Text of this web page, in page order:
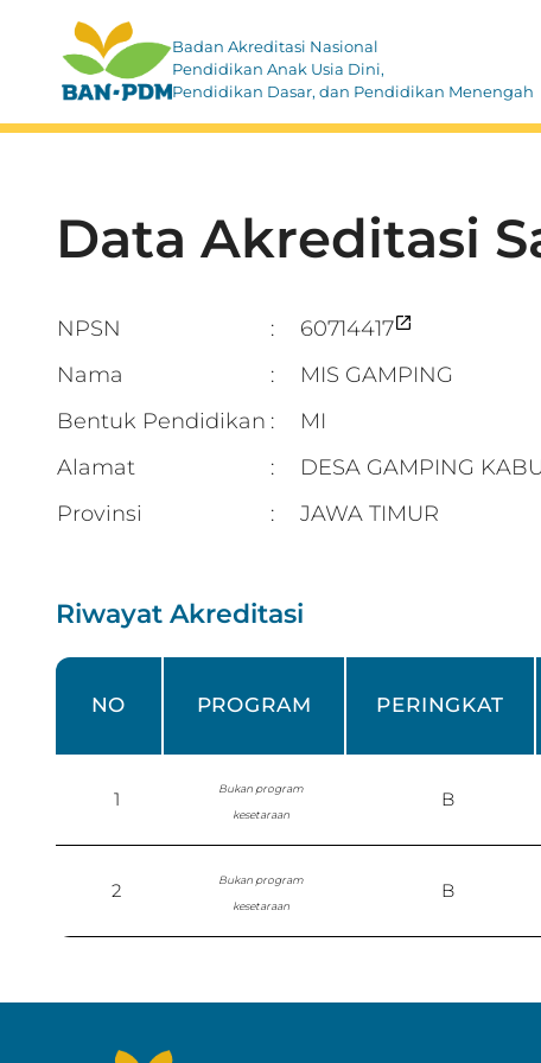
Badan Akreditasi Nasional
Pendidikan Anak Usia Dini,
Pendidikan Dasar, dan Pendidikan Menengah
Data Akreditasi
NPSN :
60714417
Nama
:
MIS GAMPING
Bentuk Pendidikan :
MI
Alamat
:
DESA GAMPING
Provinsi
: JAWA TIMUR
Riwayat Akreditasi
NO PROGRAM PERINGKAT
1
Bukan program
kesetaraan
B
2
Bukan program
kesetaraan
B